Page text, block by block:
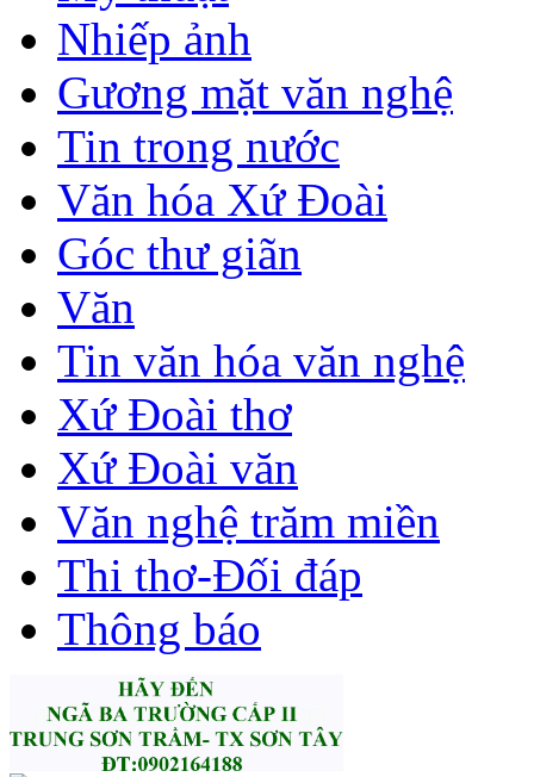
Nhiếp ảnh
Gương mặt văn nghệ
Tin trong nước
Văn hóa Xứ Đoài
Góc thư giãn
Văn
Tin văn hóa văn nghệ
Xứ Đoài thơ
Xứ Đoài văn
Văn nghệ trăm miền
Thi thơ-Đối đáp
Thông báo